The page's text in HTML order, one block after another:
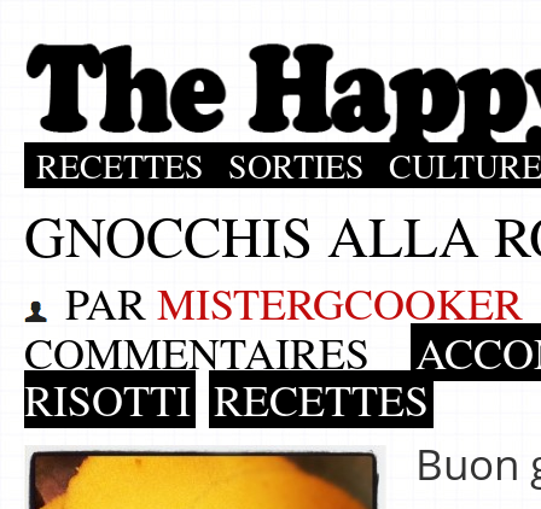
RECETTES SORTIES CULTURE
GNOCCHIS ALLA
PARMISTERGCOOKER
COMMENTAIRES
RISOTTI RECETTES
Buon